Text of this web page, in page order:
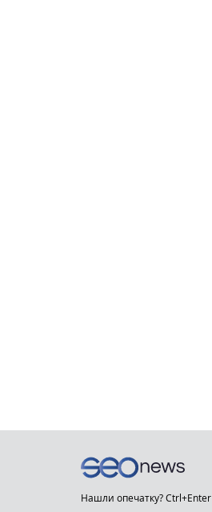
Нашли опечатку? Ctrl+Enter